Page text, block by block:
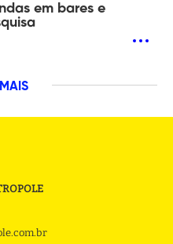
em bares e